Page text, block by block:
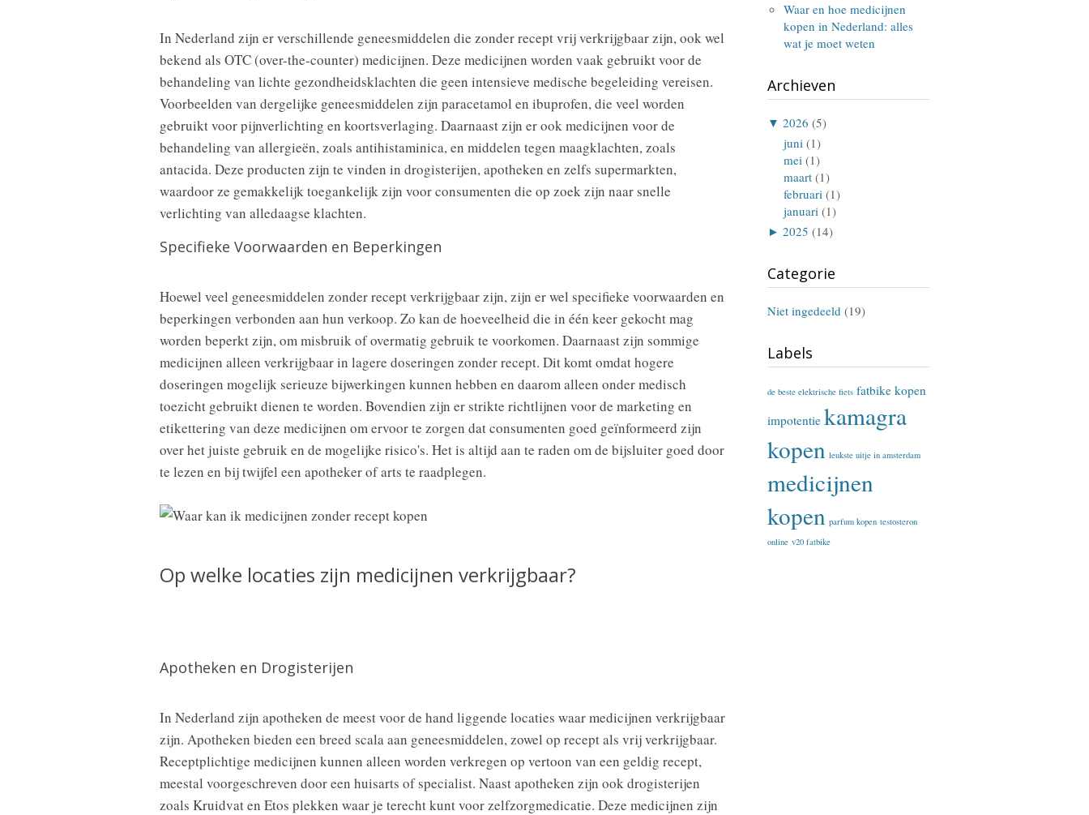
In Nederland zijn er verschillende geneesmiddelen die zonder recept vrij verkrijgbaar zijn, ook wel
bekend als OTC (over-the-counter) medicijnen. Deze medicijnen worden vaak gebruikt voor de
behandeling van lichte gezondheidsklachten die geen intensieve medische begeleiding vereisen.
Voorbeelden van dergelijke geneesmiddelen zijn paracetamol en ibuprofen, die veel worden
gebruikt voor pijnverlichting en koortsverlaging. Daarnaast zijn er ook medicijnen voor de
behandeling van allergieën, zoals antihistaminica, en middelen tegen maagklachten, zoals
antacida. Deze producten zijn te vinden in drogisterijen, apotheken en zelfs supermarkten,
waardoor ze gemakkelijk toegankelijk zijn voor consumenten die op zoek zijn naar snelle
verlichting van alledaagse klachten.
Specifieke Voorwaarden en Beperkingen
Hoewel veel geneesmiddelen zonder recept verkrijgbaar zijn, zijn er wel specifieke voorwaarden en
beperkingen verbonden aan hun verkoop. Zo kan de hoeveelheid die in één keer gekocht mag
worden beperkt zijn, om misbruik of overmatig gebruik te voorkomen. Daarnaast zijn sommige
medicijnen alleen verkrijgbaar in lagere doseringen zonder recept. Dit komt omdat hogere
doseringen mogelijk serieuze bijwerkingen kunnen hebben en daarom alleen onder medisch
toezicht gebruikt dienen te worden. Bovendien zijn er strikte richtlijnen voor de marketing en
etikettering van deze medicijnen om ervoor te zorgen dat consumenten goed geïnformeerd zijn
over het juiste gebruik en de mogelijke risico's. Het is altijd aan te raden om de bijsluiter goed door
te lezen en bij twijfel een apotheker of arts te raadplegen.
Op welke locaties zijn medicijnen verkrijgbaar?
Apotheken en Drogisterijen
In Nederland zijn apotheken de meest voor de hand liggende locaties waar medicijnen verkrijgbaar
zijn. Apotheken bieden een breed scala aan geneesmiddelen, zowel op recept als vrij verkrijgbaar.
Receptplichtige medicijnen kunnen alleen worden verkregen op vertoon van een geldig recept,
meestal voorgeschreven door een huisarts of specialist. Naast apotheken zijn ook drogisterijen
zoals Kruidvat en Etos plekken waar je terecht kunt voor zelfzorgmedicatie. Deze medicijnen zijn
Waar en hoe medicijnen
kopen in Nederland: alles
wat je moet weten
Archieven
▼ 2026 (5)
juni (1)
mei (1)
maart (1)
februari (1)
januari (1)
► 2025 (14)
Categorie
Niet ingedeeld (19)
Labels
de beste elektrische fiets fatbike kopen
impotentie kamagra
kopen leukste uitje in amsterdam
medicijnen
kopen parfum kopen testosteron
online v20 fatbike